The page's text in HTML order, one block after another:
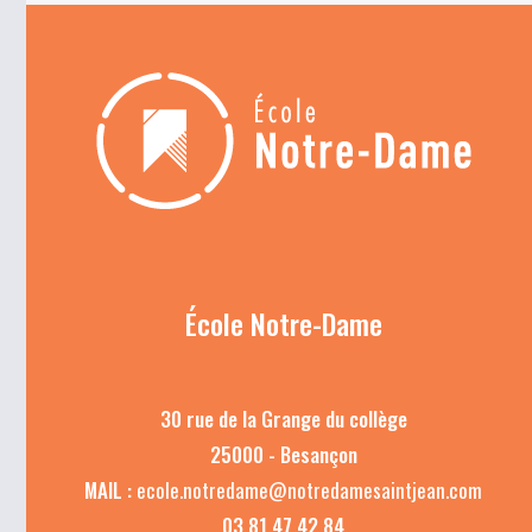
École Notre-Dame
30 rue de la Grange du collège
25000 - Besançon
MAIL : ecole.notredame@notredamesaintjean.com
03 81 47 42 84